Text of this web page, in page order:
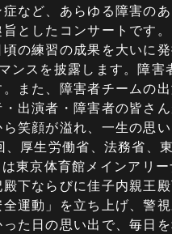
など、あらゆる障害の
としたコンサートです
の練習の成果を大いに
ンスを披露します。障
また、障害者チームの
出演者・障害者の皆さ
笑顔が溢れ、一生の思
厚生労働省、法務省、
東京体育館メインアリ
下ならびに佳子内親王
運動」を立ち上げ、警
た日の思い出で、毎日